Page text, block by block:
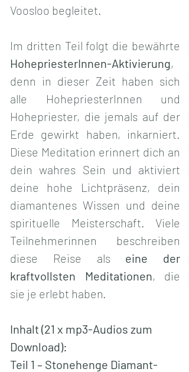
Voosloo begleitet.
HohepriesterInnen-Aktivierung,
denn in dieser Zeit haben sich
alle HohepriesterInnen und
Hohepriester, die jemals auf der
Erde gewirkt haben, inkarniert.
Diese Meditation erinnert dich an
dein wahres Sein und aktiviert
deine hohe Lichtpräsenz, dein
diamantenes Wissen und deine
spirituelle Meisterschaft. Viele
Teilnehmerinnen beschreiben
diese Reise als eine der
kraftvollsten Meditationen, die
sie je erlebt haben.
Inhalt (21 x mp3-Audios zum
Download):
Teil 1 – Stonehenge Diamant-